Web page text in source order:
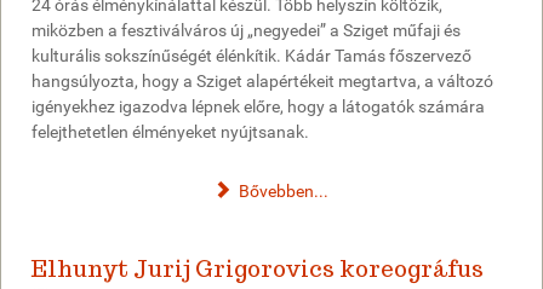
24 órás élménykínálattal készül. Több helyszín költözik,
miközben a fesztiválváros új „negyedei” a Sziget műfaji és
kulturális sokszínűségét élénkítik. Kádár Tamás főszervező
hangsúlyozta, hogy a Sziget alapértékeit megtartva, a változó
igényekhez igazodva lépnek előre, hogy a látogatók számára
felejthetetlen élményeket nyújtsanak.
Bővebben...
Elhunyt Jurij Grigorovics koreográfus